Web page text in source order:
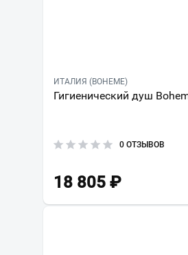
ИТАЛИЯ (BOHEME)
Гигиенический душ
0 ОТЗЫВОВ
18 805 ₽